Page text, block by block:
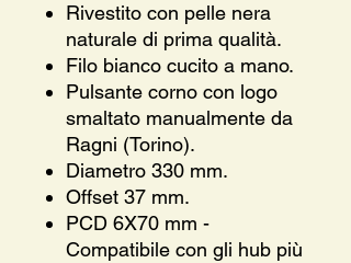
Rivestito con pelle nera
naturale di prima qualità.
Filo bianco cucito a mano.
Pulsante corno con logo
smaltato manualmente da
Ragni (Torino).
Diametro 330 mm.
Offset 37 mm.
PCD 6X70 mm -
Compatibile con gli hub più